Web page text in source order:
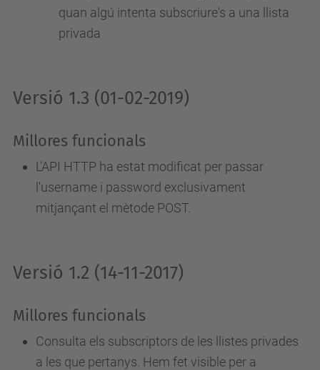
quan algú intenta subscriure's a una llista
privada
Versió 1.3 (01-02-2019)
Millores funcionals
L'API HTTP ha estat modificat per passar
l'username i password exclusivament
mitjançant el mètode POST.
Versió 1.2 (14-11-2017)
Millores funcionals
Consulta els subscriptors de les llistes privades
a les que pertanys. Hem fet visible per a